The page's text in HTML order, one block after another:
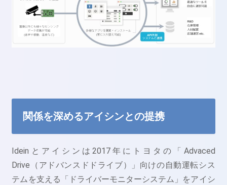
関係を深めるアイシンとの提携
Ideinとアイシンは2017年にトヨタの「Advaced
Drive（アドバンスドドライブ）」向けの自動運転シス
テムを支える「ドライバーモニターシステム」をアイシ